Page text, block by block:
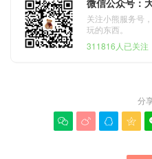
微信公众号：
关注小熊服务号
玩的东西。
311816人已关注
分
   